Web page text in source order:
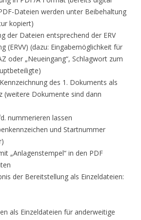
Dateien werden unter Beibehaltung
kopiert)
der Dateien entsprechend der ERV
(ERVV) (dazu: Eingabemöglichkeit für
oder „Neueingang“, Schlagwort zum
des 1. Dokuments als
(weitere Dokumente sind dann
nummerieren lassen
und Startnummer
„Anlagenstempel“ in den PDF
der Bereitstellung als Einzeldateien:
als Einzeldateien für anderweitige